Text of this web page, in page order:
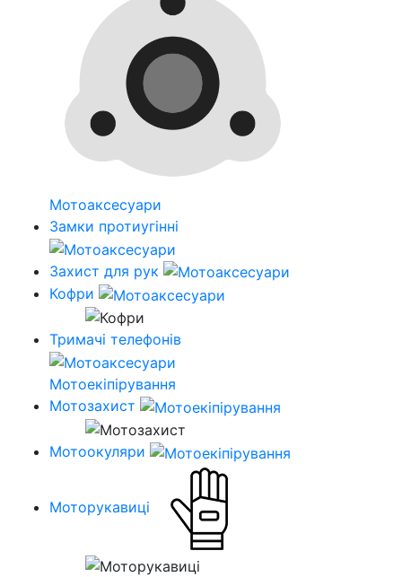
Мотоаксесуари
Замки протиугінні
Захист для рук
Кофри
Тримачі телефонів
Мотоекіпірування
Мотозахист
Мотоокуляри
Моторукавиці